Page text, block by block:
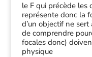
le F qui précède les
représente donc la
d’un objectif ne
de comprendre
focales donc)
physique